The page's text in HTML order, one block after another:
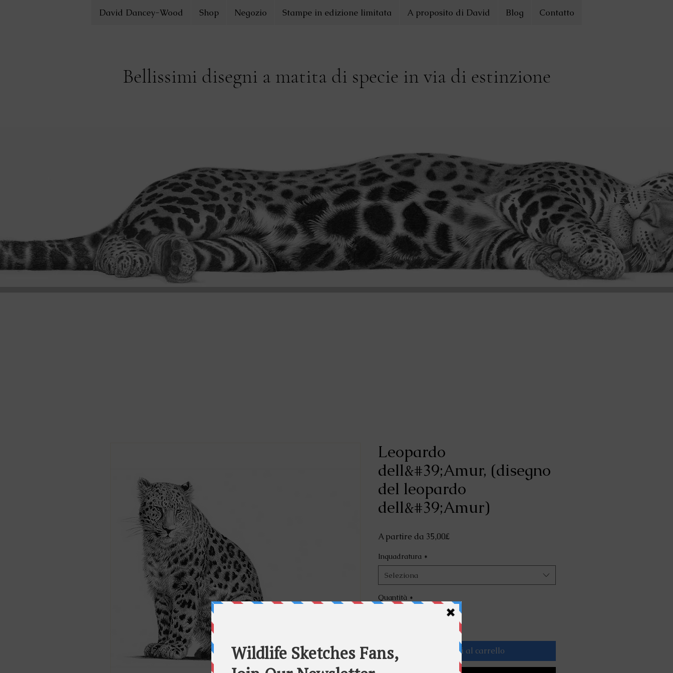
David Dancey-Wood Shop Negozio Stampe in edizione limitata A proposito di David Blog Contatto
Bellissimi disegni a matita di specie in via di estinzione
Leopardo
dell&#39;Amur, (disegno
del leopardo
dell&#39;Amur)
A partire da 35,00£Prezzo
Inquadratura *
Seleziona
Quantità *
Aggiungi al carrello